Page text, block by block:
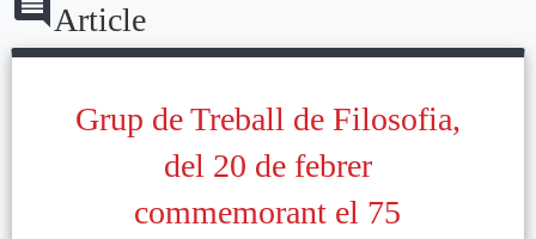
Article
Grup de Treball de Filosofia,
del 20 de febrer
commemorant el 75